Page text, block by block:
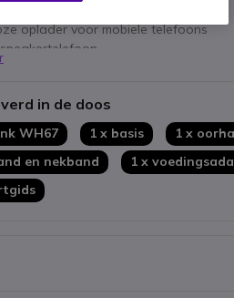
oplader voor mobiele telefoons
bezig-lampje
in de doos
WH67 1 x basis
1 x
en nekband
1 x